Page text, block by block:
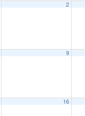
2
9
16